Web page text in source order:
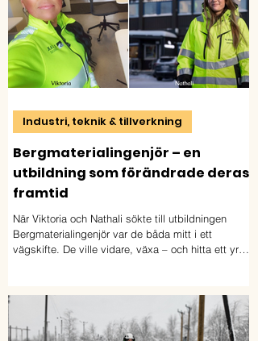
Bergmaterialingenjör – en
utbildning som förändrade deras
framtid
När Viktoria och Nathali sökte till utbildningen
Bergmaterialingenjör var de båda mitt i ett
vägskifte. De ville vidare, växa – och hitta ett yrke
nya möjligheter. Idag arbetar båda inom
branschen.
Industri, teknik & tillverkning